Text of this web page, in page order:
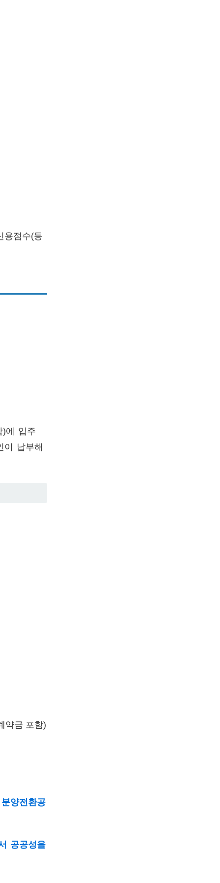
용점수(등
)에 입주
이 납부해
약금 포함)
양전환공
공공성을